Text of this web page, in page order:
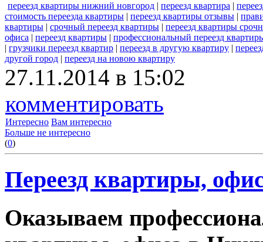
переезд квартиры нижний новгород | переезд квартира |
стоимость переезда квартиры | переезд квартиры отзывы |
квартиры | срочный переезд квартиры | переезд квартиры
офиса | переезд квартиры | профессиональный переезд
| грузчики переезд квартир | переезд в другую квартиру |
другой город | переезд на новою квартиру
27.11.2014 в 15:02
комментировать
Интересно Вам интересно
Больше не интересно
(0)
Переезд квартиры,
Оказываем